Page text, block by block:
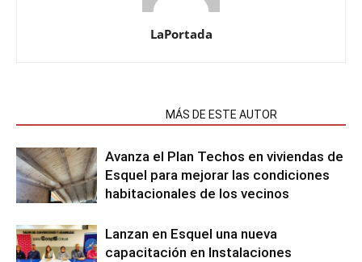
LaPortada
MÁS DE ESTE AUTOR
Avanza el Plan Techos en viviendas de
Esquel para mejorar las condiciones
habitacionales de los vecinos
Lanzan en Esquel una nueva
capacitación en Instalaciones